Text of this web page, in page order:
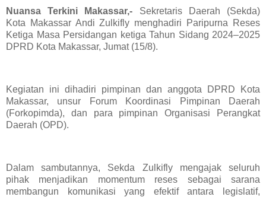
Nuansa Terkini Makassar,- Sekretaris Daerah (Sekda)
Kota Makassar Andi Zulkifly menghadiri Paripurna Reses
Ketiga Masa Persidangan ketiga Tahun Sidang 2024–2025
DPRD Kota Makassar, Jumat (15/8).
Kegiatan ini dihadiri pimpinan dan anggota DPRD Kota
Makassar, unsur Forum Koordinasi Pimpinan Daerah
(Forkopimda), dan para pimpinan Organisasi Perangkat
Daerah (OPD).
Dalam sambutannya, Sekda Zulkifly mengajak seluruh
pihak menjadikan momentum reses sebagai sarana
membangun komunikasi yang efektif antara legislatif,